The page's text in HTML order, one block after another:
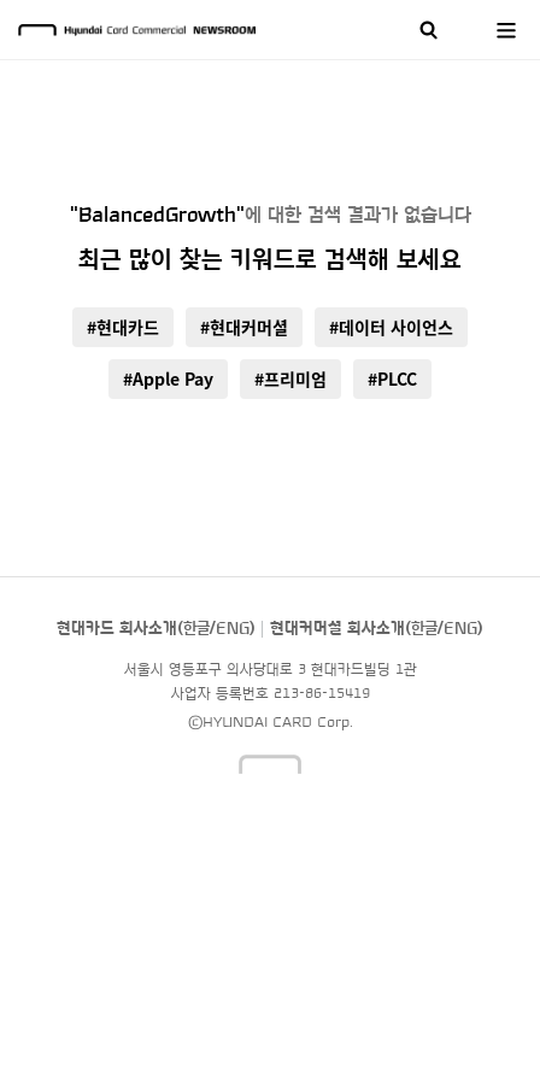
"BalancedGrowth"에 대한 검색 결과가 없습니다
최근 많이 찾는 키워드로 검색해 보세요
#현대카드 #현대커머셜 #데이터 사이언스
#Apple Pay #프리미엄 #PLCC
현대카드 회사소개(한글/ENG) 현대커머셜 회사소개(한글/ENG)
서울시 영등포구 의사당대로 3 현대카드빌딩 1관
사업자 등록번호 213-86-15419
©HYUNDAI CARD Corp.